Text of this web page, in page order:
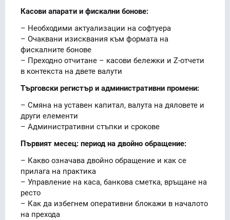
Касови апарати и фискални бонове:
– Необходими актуализации на софтуера
– Очаквани изисквания към формата на
фискалните бонове
– Преходно отчитане – касови бележки и Z-отчети
в контекста на двете валути
Търговски регистър и административни промени:
– Смяна на уставен капитал, валута на дяловете и
други елементи
– Административни стъпки и срокове
Първият месец: период на двойно обращение:
– Какво означава двойно обращение и как се
прилага на практика
– Управление на каса, банкова сметка, връщане на
ресто
– Как да избегнем оперативни блокажи в началото
на прехода